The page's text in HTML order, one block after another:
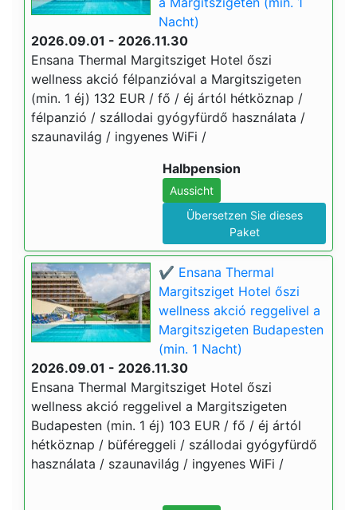
Nacht)
2026.09.01 - 2026.11.30
Ensana Thermal Margitsziget Hotel őszi
wellness akció félpanzióval a Margitszigeten
(min. 1 éj) 132 EUR / fő / éj ártól hétköznap /
félpanzió / szállodai gyógyfürdő használata /
szaunavilág / ingyenes WiFi /
Halbpension
Aussicht
Übersetzen Sie dieses
Paket
✔️ Ensana Thermal
Margitsziget Hotel őszi
wellness akció reggelivel a
Margitszigeten Budapesten
(min. 1 Nacht)
2026.09.01 - 2026.11.30
Ensana Thermal Margitsziget Hotel őszi
wellness akció reggelivel a Margitszigeten
Budapesten (min. 1 éj) 103 EUR / fő / éj ártól
hétköznap / büféreggeli / szállodai gyógyfürdő
használata / szaunavilág / ingyenes WiFi /